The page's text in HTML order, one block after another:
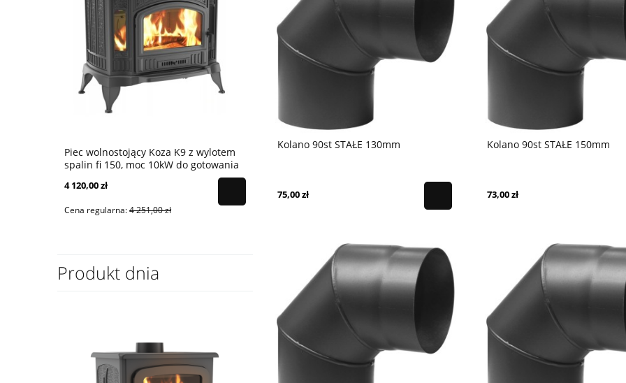
Piec wolnostojący Koza K9 z wylotem
spalin fi 150, moc 10kW do gotowania
4 120,00 zł
Cena regularna:4 251,00 zł
Piec wolnostojący Koza K6 z wylotem
Piec wolnostojący Koza Rollo 2 z
Produkt dnia
Kolano 90st STAŁE 130mm
75,00 zł
Kolano 90st STAŁE 150mm
73,00 zł